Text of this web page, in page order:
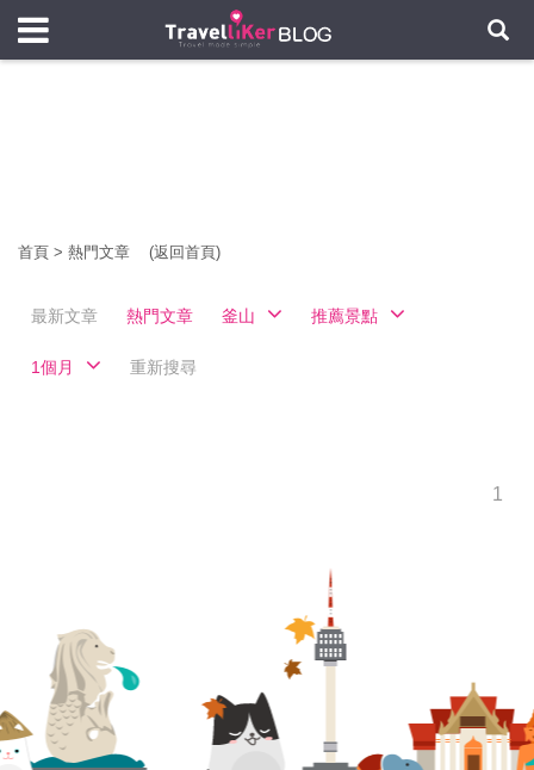
首頁 > 熱門文章 (返回首頁)
最新文章 熱門文章 釜山 推薦景點
1個月 重新搜尋
1